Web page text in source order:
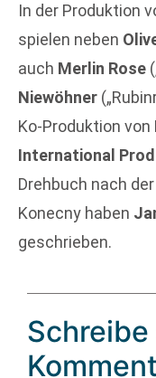
In der Produktion
spielen neben
auch Merlin Rose
Niewöhner
Ko-Produktion von
International
Drehbuch nach
Konecny haben
geschrieben.
Schreibe